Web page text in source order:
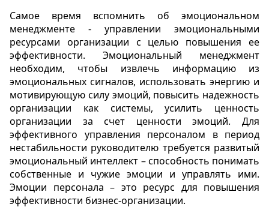
Самое время вспомнить об эмоциональном
менеджменте - управлении эмоциональными
ресурсами организации с целью повышения ее
эффективности. Эмоциональный менеджмент
необходим, чтобы извлечь информацию из
эмоциональных сигналов, использовать энергию и
мотивирующую силу эмоций, повысить надежность
организации как системы, усилить ценность
организации за счет ценности эмоций. Для
эффективного управления персоналом в период
нестабильности руководителю требуется развитый
эмоциональный интеллект – способность понимать
собственные и чужие эмоции и управлять ими.
Эмоции персонала – это ресурс для повышения
эффективности бизнес-организации.